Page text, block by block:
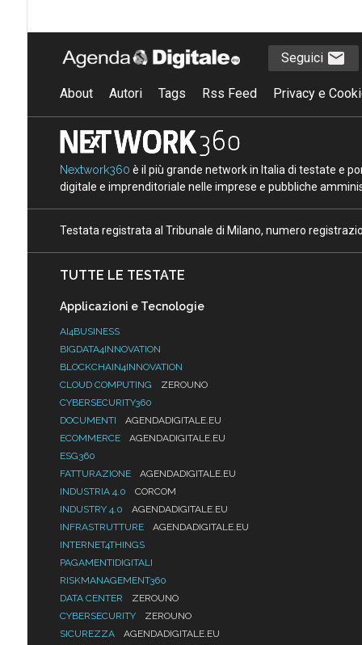
Seguici
About Autori Tags Rss Feed Privacy e
Nextwork360 è il più grande network in Italia di testate e
digitale e imprenditoriale nelle imprese e pubbliche
Testata registrata al Tribunale di Milano, numero
TUTTE LE TESTATE
Applicazioni e Tecnologie
AI4BUSINESS
BIGDATA4INNOVATION
BLOCKCHAIN4INNOVATION
CLOUD COMPUTING
ZEROUNO
CYBERSECURITY360
DOCUMENTI
AGENDADIGITALE.EU
ECOMMERCE
AGENDADIGITALE.EU
ESG360
FATTURAZIONE
AGENDADIGITALE.EU
INDUSTRIA 4.0
CORCOM
INDUSTRY 4.0
AGENDADIGITALE.EU
INFRASTRUTTURE
AGENDADIGITALE.EU
INTERNET4THINGS
PAGAMENTIDIGITALI
RISKMANAGEMENT360
DATA CENTER
ZEROUNO
CYBERSECURITY
ZEROUNO
SICUREZZA
AGENDADIGITALE.EU